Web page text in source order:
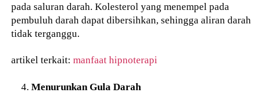
pada saluran darah. Kolesterol yang menempel pada
pembuluh darah dapat dibersihkan, sehingga aliran darah
tidak terganggu.
artikel terkait:manfaat hipnoterapi
Menurunkan Gula Darah